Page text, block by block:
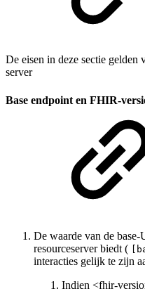
De eisen in deze sectie gelden
server
Base endpoint en FHIR-
De waarde van de
resourceserver biedt (
interacties gelijk te zijn
Indien <fhir-